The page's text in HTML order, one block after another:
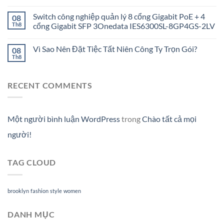
08
Th8
Switch công nghiệp quản lý 8 cổng Gigabit PoE + 4
cổng Gigabit SFP 3Onedata IES6300SL-8GP4GS-2LV
08
Th8
Vì Sao Nên Đặt Tiệc Tất Niên Công Ty Trọn Gói?
RECENT COMMENTS
Một người bình luận WordPresstrongChào tất cả mọi
người!
TAG CLOUD
brooklyn fashion style women
DANH MỤC